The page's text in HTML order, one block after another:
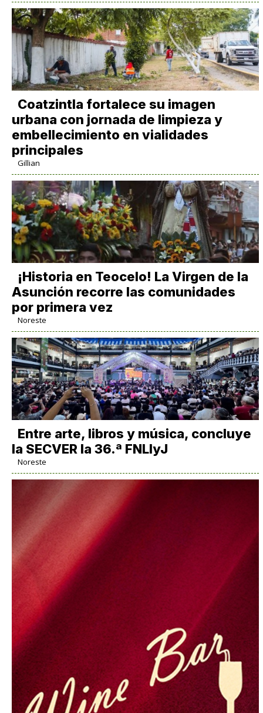
Coatzintla fortalece su imagen
urbana con jornada de limpieza y
embellecimiento en vialidades
principales
Gillian
​¡Historia en Teocelo! La Virgen de la
Asunción recorre las comunidades
por primera vez
Noreste
Entre arte, libros y música, concluye
la SECVER la 36.ª FNLIyJ
Noreste